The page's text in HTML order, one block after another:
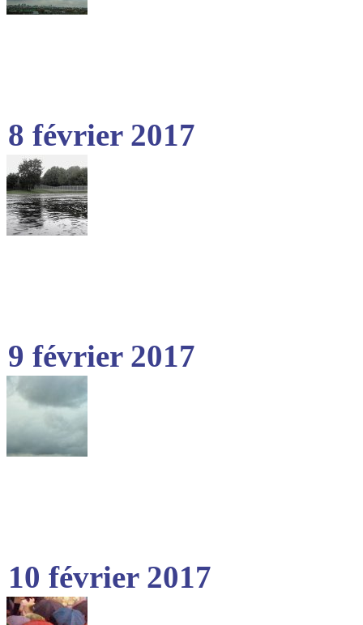
8 février 2017
9 février 2017
10 février 2017